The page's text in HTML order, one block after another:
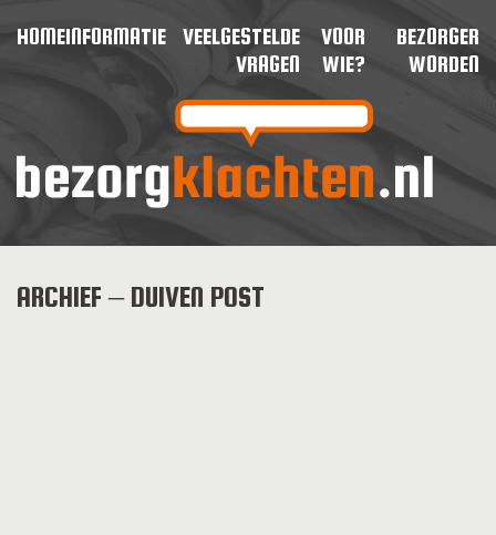
HOMEINFORMATIE
VEELGESTELDE
VRAGEN
VOOR
WIE?
BEZORGER
WORDEN
ARCHIEF – DUIVEN POST